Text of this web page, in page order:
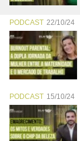
PODCAST 22/10/24
PODCAST 15/10/24